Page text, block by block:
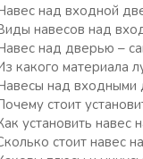
над входной
навесов над
над дверью –
какого материала
над входными
стоит
установить
стоит навес